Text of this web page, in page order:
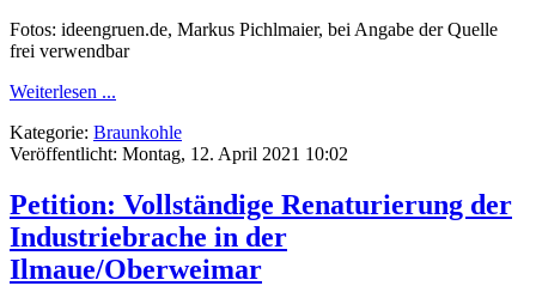
Fotos: ideengruen.de, Markus Pichlmaier, bei Angabe der Quelle
frei verwendbar
Weiterlesen ...
Kategorie: Braunkohle
Veröffentlicht: Montag, 12. April 2021 10:02
Petition: Vollständige Renaturierung der
Industriebrache in der
Ilmaue/Oberweimar